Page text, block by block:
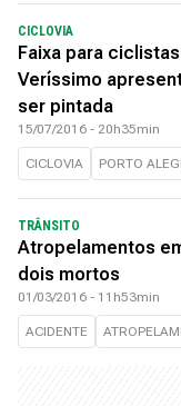
CICLOVIA
Faixa para
Veríssimo
ser pintada
15/07/2016 - 20h35min
CICLOVIA PORTO
TRÂNSITO
Atropelamentos
dois mortos
01/03/2016 - 11h53min
ACIDENTE